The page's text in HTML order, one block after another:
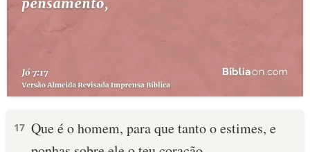
17 Que é o homem, para que tanto o estimes, e